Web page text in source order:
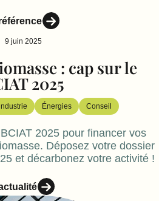
9 juin 2025
: cap sur le
2025
Énergies Conseil
2025 pour financer vos
Déposez votre dossier
et décarbonez votre activité !